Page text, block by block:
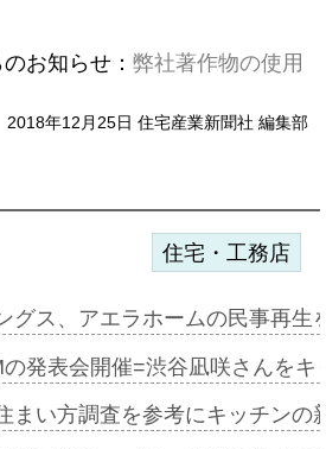
お知らせ： 弊社著作物の使用
2018年12月25日 住宅産業新聞社 編集部
住宅・工務店
グス、アエラホームの民事再
の発表会開催=渋谷凪咲さんを
まい方調査を参考にキッチン